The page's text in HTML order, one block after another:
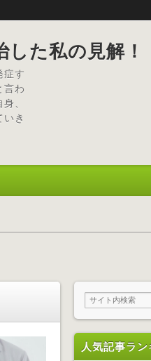
た私の見解！
症す
言わ
、
き
人気記事ラ